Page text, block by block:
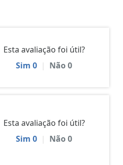
Esta avaliação foi útil?
Sim 0 | Não0
Esta avaliação foi útil?
Sim 0 | Não0